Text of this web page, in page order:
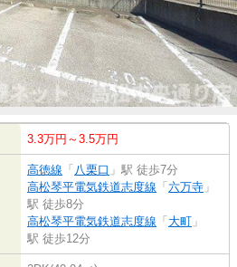
3.3万円～3.5万円
高徳線 「 八栗口 」駅 徒歩7分
高松琴平電気鉄道志度線 「 六万寺 」
駅 徒歩8分
高松琴平電気鉄道志度線 「 大町 」
駅 徒歩12分